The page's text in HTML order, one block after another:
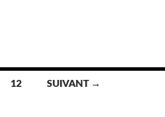
12 SUIVANT →